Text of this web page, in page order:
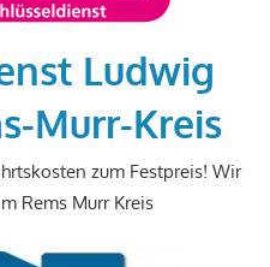
Ludwig
Murr-Kreis
zum Festpreis! Wir
Rems Murr Kreis